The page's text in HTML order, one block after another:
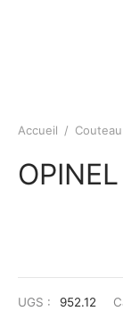
Accueil /
UGS : 952.12